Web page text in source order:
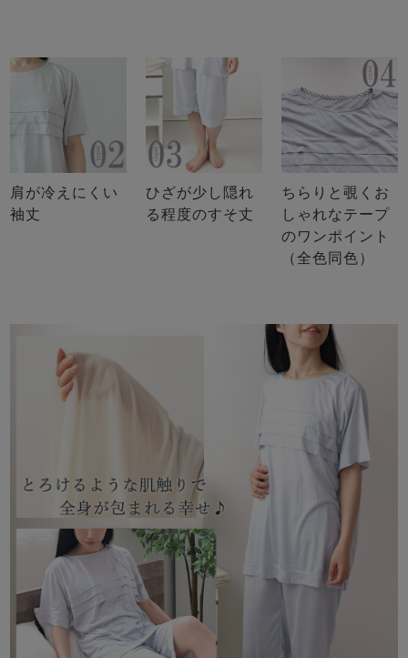
肩が冷えにくい
袖丈
ひざが少し隠れ
る程度のすそ丈
ちらりと覗くお
しゃれなテープ
のワンポイント
（全色同色）